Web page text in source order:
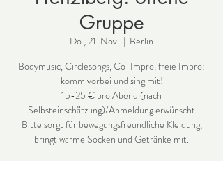
Gruppe
Do., 21. Nov.
  |
Berlin
Bodymusic, Circlesongs, Co-Impro, freie Impro:
komm vorbei und sing mit!
15-25 € pro Abend (nach
Selbsteinschätzung)/Anmeldung erwünscht
Bitte sorgt für bewegungsfreundliche Kleidung,
bringt warme Socken und Getränke mit.